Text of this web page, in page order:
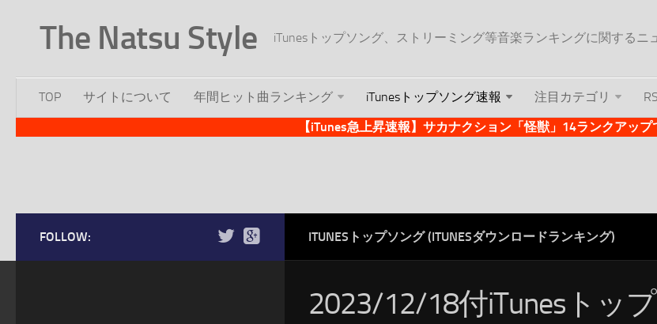
The Natsu Style iTunesトップソング、ストリーミング等音楽ランキングに関するニ
TOP サイトについて 年間ヒット曲ランキング iTunesトップソング速報 注目カテゴリ
【iTunes急上昇速報】サカナクション「怪獣」14ランクアッ
ITUNESトップソング (ITUNESダウンロードランキング)
2023/12/18付iTunesトッ
FOLLOW: